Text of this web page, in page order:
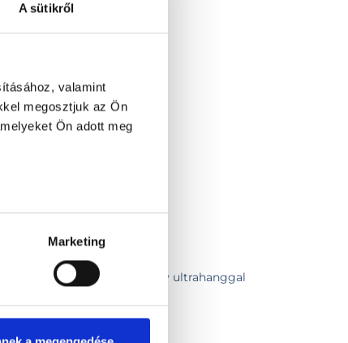
A sütikről
valamint
megosztjuk az Ön
Ön adott meg
Marketing
vizsgálat pajzsmirigy ultrahanggal